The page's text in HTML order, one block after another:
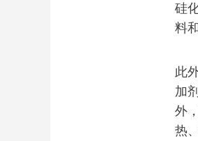
硅
料
此
加
外
热